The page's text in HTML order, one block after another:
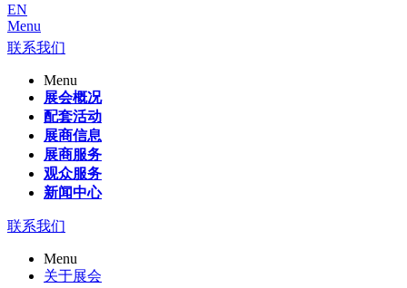
EN
Menu
联系我们
Menu
展会概况
配套活动
展商信息
展商服务
观众服务
新闻中心
联系我们
Menu
关于展会